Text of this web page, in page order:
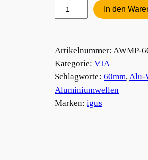
Aluminiumwelle
60mm
In den
Artikelnummer: AWMP-
Kategorie: VIA
Schlagworte: 60mm, Alu-
Aluminiumwellen
Marken: igus